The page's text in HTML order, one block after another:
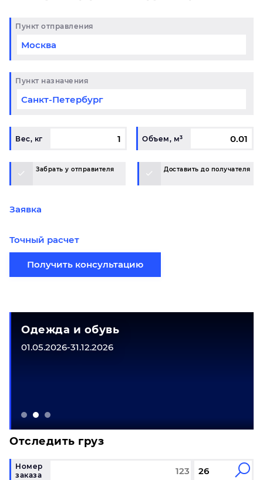
Пункт отправления
Пункт назначения
Вес, кг Объем, м³
Забрать у отправителя Доставить до получателя
Заявка
Точный расчет
Получить консультацию
Одежда и обувь
01.05.2026-31.12.2026
Отследить груз
Номер
заказа